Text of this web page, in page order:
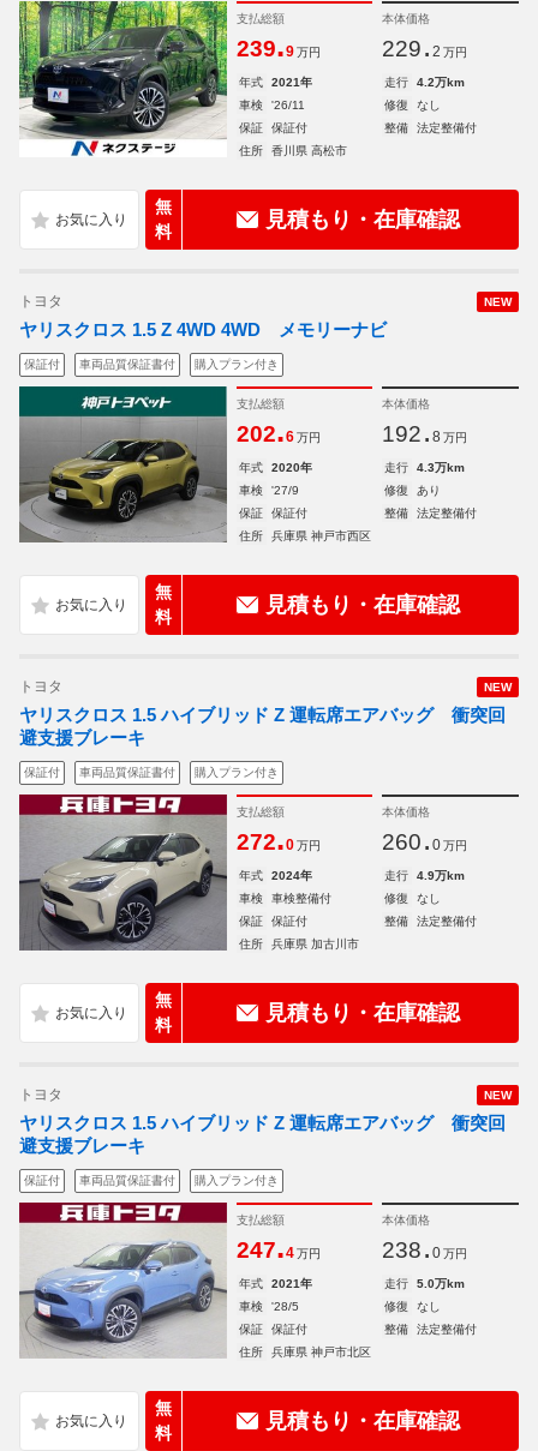
支払総額
239.9 万円
本体価格
229. 2 万円
年式 2021年 走行
4.2万km
車検
'26/11 修復
なし
保証
保証付 整備
法定整備付
住所
香川県 高松市
無
料
見積もり・在庫確認
NEW
トヨタ
ヤリスクロス 1.5 Z 4WD 4WD メモリーナビ
保証付 車両品質保証書付 購入プラン付き
支払総額
202.6 万円
本体価格
192. 8 万円
年式 2020年 走行
4.3万km
車検
'27/9 修復
あり
保証
保証付 整備
法定整備付
住所
兵庫県 神戸市西区
無
料
見積もり・在庫確認
NEW
トヨタ
ヤリスクロス 1.5 ハイブリッド Z 運転席エアバッグ 衝突回
避支援ブレーキ
保証付 車両品質保証書付 購入プラン付き
支払総額
272.0 万円
本体価格
260. 0 万円
年式 2024年 走行
4.9万km
車検
車検整備付 修復
なし
保証
保証付 整備
法定整備付
住所
兵庫県 加古川市
無
料
見積もり・在庫確認
NEW
トヨタ
ヤリスクロス 1.5 ハイブリッド Z 運転席エアバッグ 衝突回
避支援ブレーキ
保証付 車両品質保証書付 購入プラン付き
支払総額
247.4 万円
本体価格
238. 0 万円
年式 2021年 走行
5.0万km
車検
'28/5 修復
なし
保証
保証付 整備
法定整備付
住所
兵庫県 神戸市北区
無
料
見積もり・在庫確認